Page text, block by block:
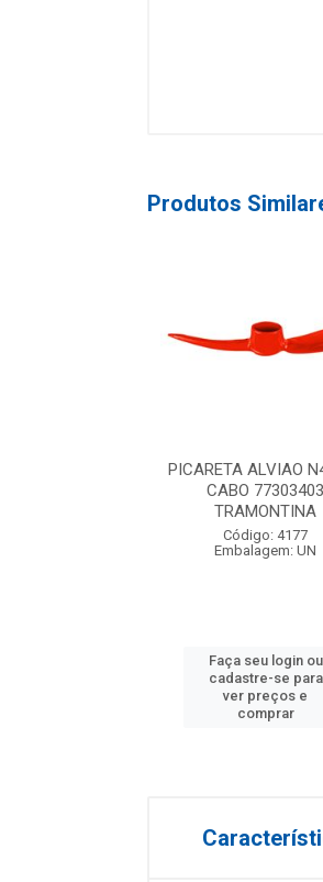
Produtos
PICARETA ALVIAO
CABO 77303403
TRAMONTINA
Código: 4177
Embalagem: UN
Faça seu login ou
cadastre-se para
ver preços e
comprar